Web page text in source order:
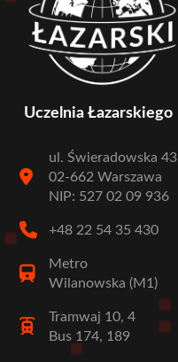
Uczelnia Łazarskiego
ul. Świeradowska 43
02-662 Warszawa
NIP: 527 02 09 936
+48 22 54 35 430
Metro
Wilanowska (M1)
Tramwaj 10, 4
Bus 174, 189